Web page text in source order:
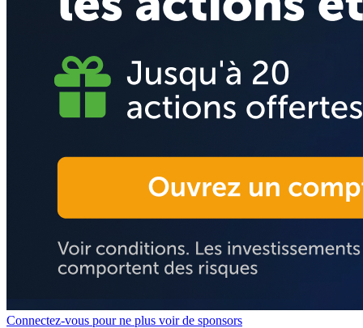
Connectez-vous pour ne plus voir de sponsors